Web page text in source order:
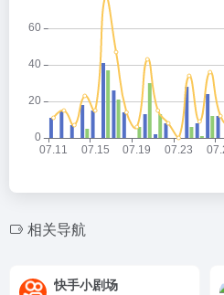
相关导航
快手小剧场